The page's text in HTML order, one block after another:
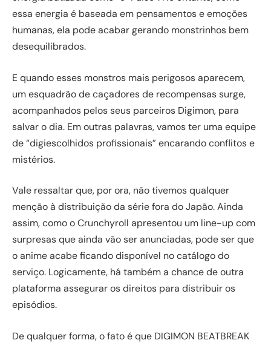
essa energia é baseada em pensamentos e emoções
humanas, ela pode acabar gerando monstrinhos bem
desequilibrados.
E quando esses monstros mais perigosos aparecem,
um esquadrão de caçadores de recompensas surge,
acompanhados pelos seus parceiros Digimon, para
salvar o dia. Em outras palavras, vamos ter uma equipe
de “digiescolhidos profissionais” encarando conflitos e
mistérios.
Vale ressaltar que, por ora, não tivemos qualquer
menção à distribuição da série fora do Japão. Ainda
assim, como o Crunchyroll apresentou um line-up com
surpresas que ainda vão ser anunciadas, pode ser que
o anime acabe ficando disponível no catálogo do
serviço. Logicamente, há também a chance de outra
plataforma assegurar os direitos para distribuir os
episódios.
De qualquer forma, o fato é que DIGIMON BEATBREAK